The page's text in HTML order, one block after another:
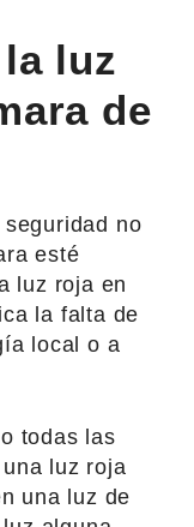
luz
de
no
esté
luz roja en
la falta de
local o a
todas las
luz roja
una luz de